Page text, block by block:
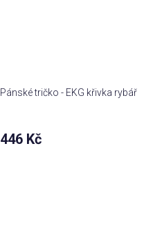
Pánské tričko - EKG křivka rybář
446 Kč